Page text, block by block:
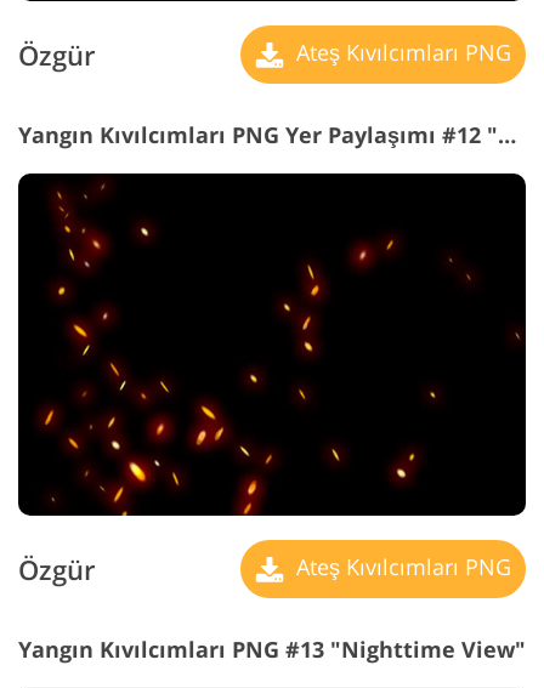
Özgür Ateş Kıvılcımları PNG
Yangın Kıvılcımları PNG Yer Paylaşımı #12 "Break Silence"
Özgür Ateş Kıvılcımları PNG
Yangın Kıvılcımları PNG #13 "Nighttime View"